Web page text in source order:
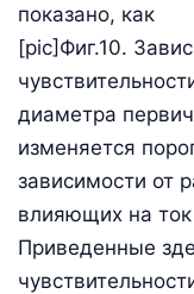
показано, как
[pic]Фиг.10.
диаметра
изменяется
зависимости от
влияющих на
Приведенные